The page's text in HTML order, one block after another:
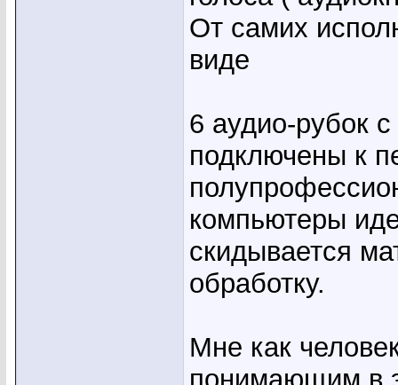
От самих
виде
6 аудио-рубок
подключены к
компьютеры
скидывается
обработку.
Мне как